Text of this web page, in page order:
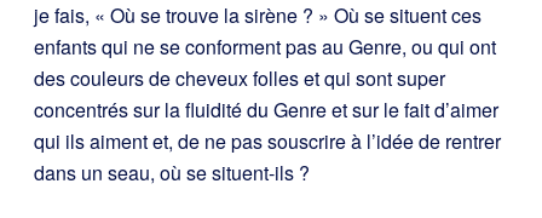
je fais, « Où se trouve la sirène ? » Où se situent ces
enfants qui ne se conforment pas au Genre, ou qui ont
des couleurs de cheveux folles et qui sont super
concentrés sur la fluidité du Genre et sur le fait d’aimer
qui ils aiment et, de ne pas souscrire à l’idée de rentrer
dans un seau, où se situent-ils ?